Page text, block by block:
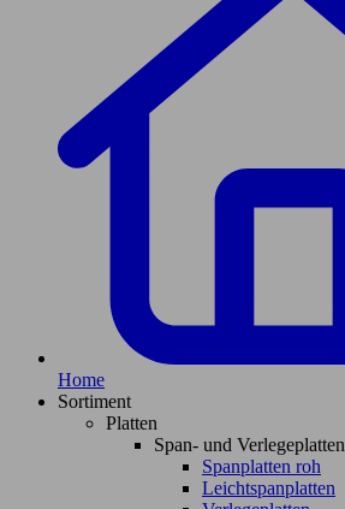
Home
Sortiment
Platten
Span- und Verlegeplatten
Spanplatten roh
Leichtspanplatten